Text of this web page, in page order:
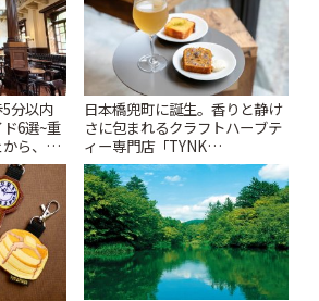
分以内
6選~重
ら、改
~ | こと
日本橋兜町に誕生。香りと静け
さに包まれるクラフトハーブテ
ィー専門店「TYNK
Kabutocho」 | ことりっぷ